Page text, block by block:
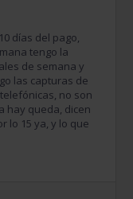
días del pago,
tengo la
de semana y
las capturas de
no son
hay queda, dicen
lo 15 ya, y lo que